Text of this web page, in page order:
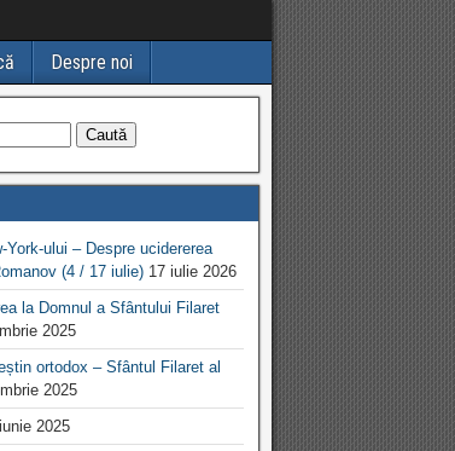
Despre noi
ului – Despre ucidererea
(4 / 17 iulie) 17 iulie 2026
la Domnul a Sfântului Filaret
2025
ortodox – Sfântul Filaret al
2025
2025